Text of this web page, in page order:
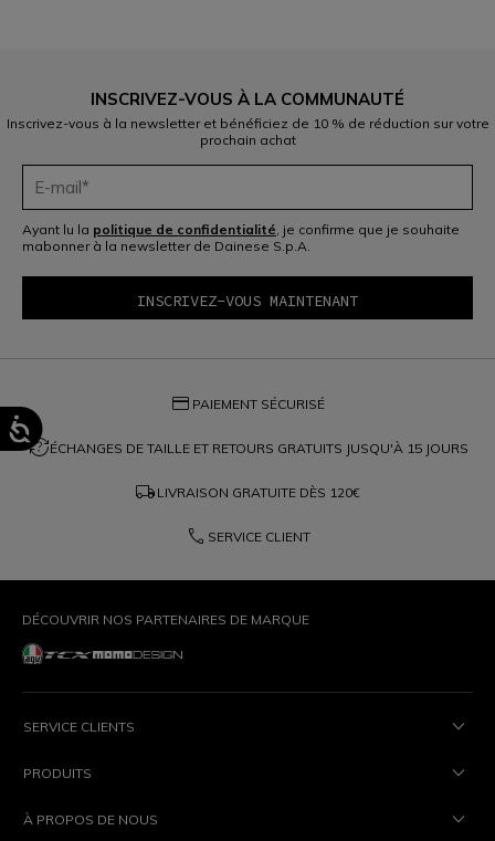
INSCRIVEZ-VOUS À LA COMMUNAUTÉ
Inscrivez-vous à la newsletter et bénéficiez de 10 % de réduction sur votre
prochain achat
Ayant lu la politique de confidentialité, je confirme que je souhaite
mabonner à la newsletter de Dainese S.p.A.
credit_card PAIEMENT SÉCURISÉ
question_exchangeÉCHANGES DE TAILLE ET RETOURS GRATUITS JUSQU'À 15 JOURS
local_shipping LIVRAISON GRATUITE DÈS 120€
phone SERVICE CLIENT
DÉCOUVRIR NOS PARTENAIRES DE MARQUE
SERVICE CLIENTS
PRODUITS
À PROPOS DE NOUS